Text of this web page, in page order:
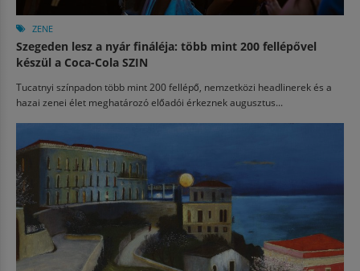
ZENE
Szegeden lesz a nyár fináléja: több mint 200 fellépővel
készül a Coca-Cola SZIN
Tucatnyi színpadon több mint 200 fellépő, nemzetközi headlinerek és a
hazai zenei élet meghatározó előadói érkeznek augusztus...